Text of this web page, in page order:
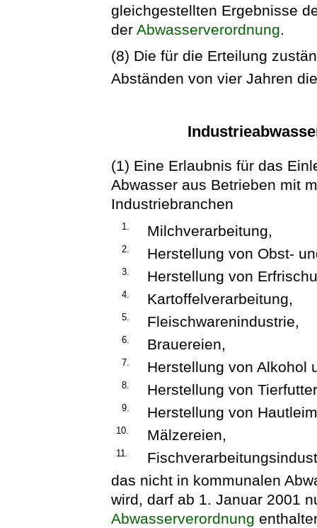
gleichgestellten Ergebnisse
derAbwasserverordnung.
(8) Die für die Erteilung
Abständen von vier Jahren
(1) Eine Erlaubnis für das
Abwasser aus Betrieben mit
Industriebranchen
1. Milchverarbeitung,
2. Herstellung von Obst-
3. Herstellung von
4. Kartoffelverarbeitung,
5. Fleischwarenindustrie,
6. Brauereien,
7. Herstellung von Alkohol
8. Herstellung von
9. Herstellung von
10. Mälzereien,
11.
das nicht in kommunalen
wird, darf ab 1. Januar 2001
Abwasserverordnung